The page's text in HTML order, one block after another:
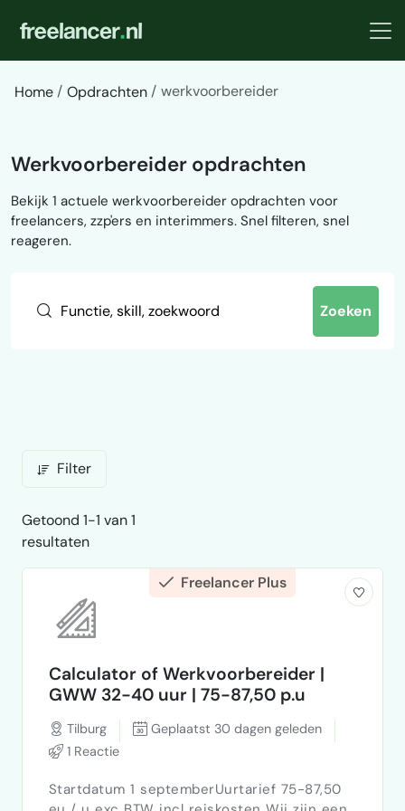
Home Opdrachten werkvoorbereider
Werkvoorbereider opdrachten
Bekijk 1 actuele werkvoorbereider opdrachten voor
freelancers, zzp'ers en interimmers. Snel filteren, snel
reageren.
Zoeken
Filter
Getoond 1-1 van 1
resultaten
Calculator of Werkvoorbereider |
GWW 32-40 uur | 75-87,50 p.u
Tilburg
Geplaatst 30 dagen geleden
1 Reactie
Startdatum 1 septemberUurtarief 75-87,50
Freelancer Plus